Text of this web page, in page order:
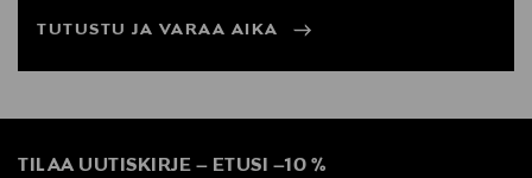
TUTUSTU JA VARAA AIKA
TILAA UUTISKIRJE – ETUSI –10 %